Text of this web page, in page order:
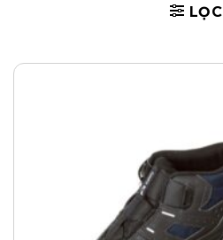
LỌC